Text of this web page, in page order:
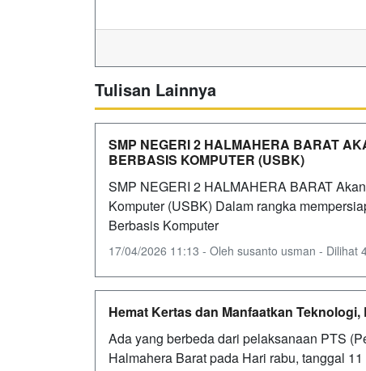
Tulisan Lainnya
SMP NEGERI 2 HALMAHERA BARAT
BERBASIS KOMPUTER (USBK)
SMP NEGERI 2 HALMAHERA BARAT
Komputer (USBK) Dalam rangka
Berbasis Komputer
17/04/2026 11:13 - Oleh susanto usman - Dilihat
Hemat Kertas dan Manfaatkan
Ada yang berbeda dari pelaksanaan PTS
Halmahera Barat pada Hari rabu, tanggal